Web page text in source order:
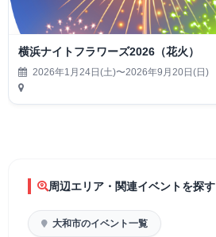
横浜ナイトフラワーズ2026（花火）
2026年1月24日(土)〜2026年9月20日(日)
周辺エリア・関連イベントを探す
大和市のイベント一覧